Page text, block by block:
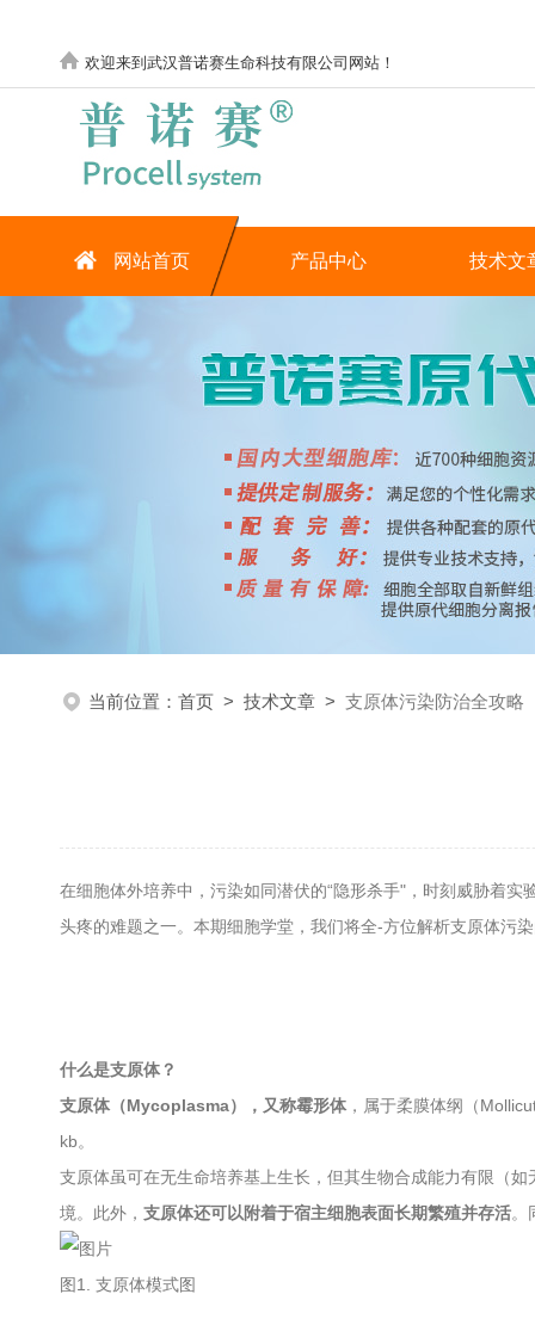
欢迎来到武汉普诺赛生命科技有限公司网站！
网站首页 产品中心 技术文
当前位置： 首页 > 技术文章 > 支原体污染防治全攻略
在细胞体外培养中，污染如同潜伏的“隐形杀手"，时刻威胁着实
头疼的难题之一。本期细胞学堂，我们将全-方位解析支原体污
什么是支原体？
支原体（Mycoplasma），又称霉形体 ，属于柔膜体纲（
kb。
支原体虽可在无生命培养基上生长，但其生物合成能力有限（
境。此外， 支原体还可以附着于宿主细胞表面长期繁殖并存活。
图1. 支原体模式图